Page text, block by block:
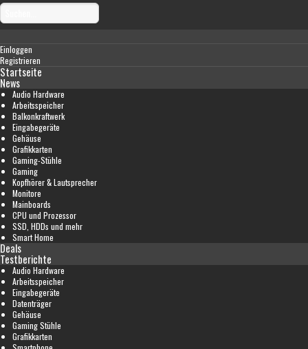
Einloggen
Registrieren
Startseite
News
Audio Hardware
Arbeitsspeicher
Balkonkraftwerk
Eingabegeräte
Gehäuse
Grafikkarten
Gaming-Stühle
Gaming
Kopfhörer & Lautsprecher
Monitore
Mainboards
CPU und Prozessor
SSD, HDDs und mehr
Smart Home
Deals
Testberichte
Audio Hardware
Arbeitsspeicher
Eingabegeräte
Datenträger
Gehäuse
Gaming Stühle
Grafikkarten